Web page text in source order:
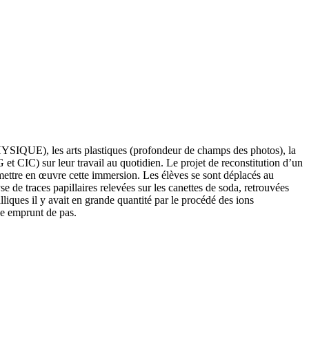
les arts plastiques (profondeur de champs des photos), la
et CIC) sur leur travail au quotidien. Le projet de reconstitution d’un
en œuvre cette immersion. Les élèves se sont déplacés au
traces papillaires relevées sur les canettes de soda, retrouvées
il y avait en grande quantité par le procédé des ions
emprunt de pas.